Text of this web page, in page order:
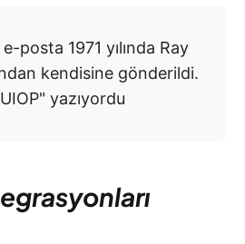
posta 1971 yılında Ray
kendisine gönderildi.
yazıyordu